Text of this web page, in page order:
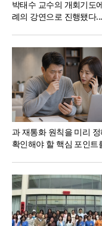
박태수 교수의 개회기도
례의 강연으로 진행됐다...
과 재통화 원칙을 미리
확인해야 할 핵심 포인트